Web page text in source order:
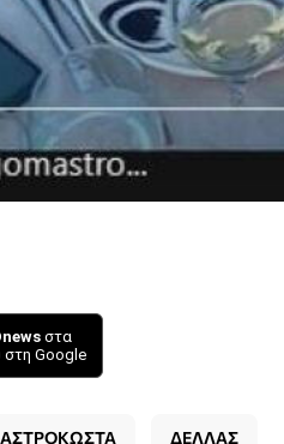
στα
στη Google
ΔΕΛΛΑΣ